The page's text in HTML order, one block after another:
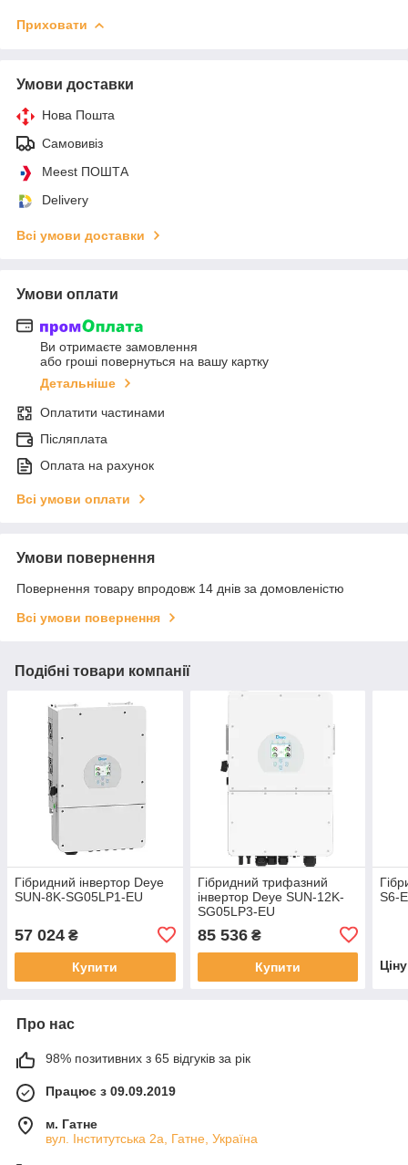
Приховати
Умови доставки
Нова Пошта
Самовивіз
Meest ПОШТА
Delivery
Всі умови доставки
Умови оплати
Ви отримаєте замовлення
або гроші повернуться на вашу картку
Детальніше
Оплатити частинами
Післяплата
Оплата на рахунок
Всі умови оплати
Умови повернення
Повернення товару впродовж 14 днів за домовленістю
Всі умови повернення
Подібні товари компанії
Гібридний інвертор Deye
SUN-8K-SG05LP1-EU
57 024 ₴
Купити
Гібридний трифазний
інвертор Deye SUN-12K-
SG05LP3-EU
85 536₴
Купити
S6-
Про нас
98% позитивних з 65 відгуків за рік
Працює з 09.09.2019
м. Гатне
вул. Інститутська 2а, Гатне, Україна